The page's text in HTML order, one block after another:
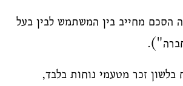
הסכם מחייב בין המשתמש לבין בעל
בלשון זכר מטעמי נוחות בלבד,